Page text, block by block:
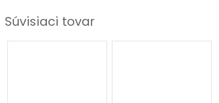
Súvisiaci tovar